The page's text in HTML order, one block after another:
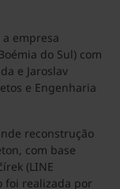
empresa
do Sul) com
e Jaroslav
e Engenharia
reconstrução
com base
(LINE
foi realizada por